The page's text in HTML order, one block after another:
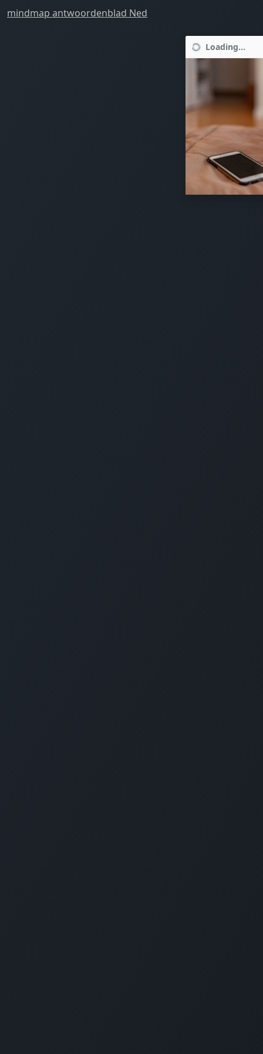
mindmap antwoordenblad Ned
Loading...